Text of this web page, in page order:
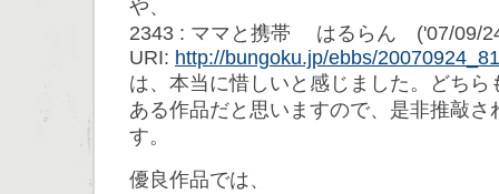
や、
2343 : ママと携帯 はるらん ('07/09/
URI: http://bungoku.jp/ebbs/
は、本当に惜しいと感じました。どちら
ある作品だと思いますので、是非推敲さ
す。
優良作品では、